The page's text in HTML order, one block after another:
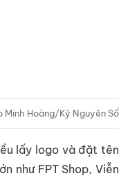
Minh Hoàng/Kỷ Nguyên Số
lấy logo và đặt tên
như FPT Shop, Viễn